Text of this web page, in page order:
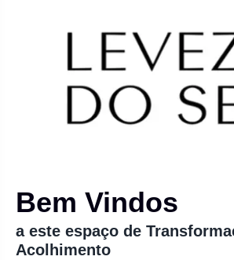
Bem Vindos
a este espaço de
Acolhimento